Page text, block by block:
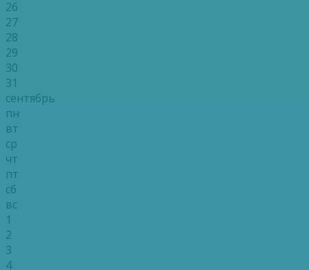
26
27
28
29
30
31
сентябрь
пн
вт
ср
чт
пт
сб
вс
1
2
3
4